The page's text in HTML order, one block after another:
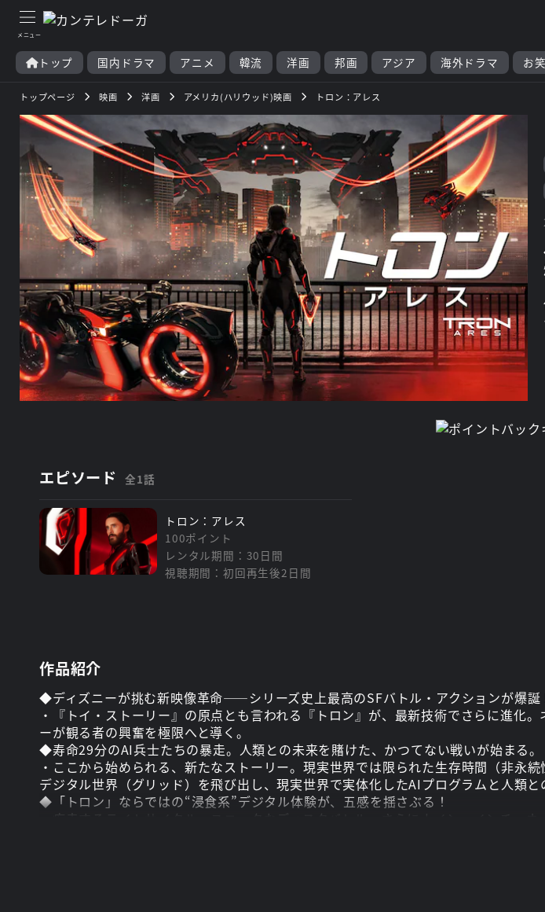
トップ 国内ドラマ アニメ 韓流 洋画 邦画 アジア 海外ドラマ お
トップページ 映画 洋画 アメリカ(ハリウッド)映画 トロン：アレス
エピソード 全1話
トロン：アレス
100ポイント
レンタル期間：30日間
視聴期間：初回再生後2日間
作品紹介
◆ディズニーが挑む新映像革命——シリーズ史上最高のSFバトル・アクションが爆誕
・『トイ・ストーリー』の原点とも言われる『トロン』が、最新技術でさらに進化
ーが観る者の興奮を極限へと導く。
◆寿命29分のAI兵士たちの暴走。人類との未来を賭けた、かつてない戦いが始まる。
・ここから始められる、新たなストーリー。現実世界では限られた生存時間（非永
デジタル世界（グリッド）を飛び出し、現実世界で実体化したAIプログラムと人類と
◆「トロン」ならではの“浸食系”デジタル体験が、五感を揺さぶる！
・疾走するライトサイクル、ユニークなディスクバトル、さらにナイン・インチ・